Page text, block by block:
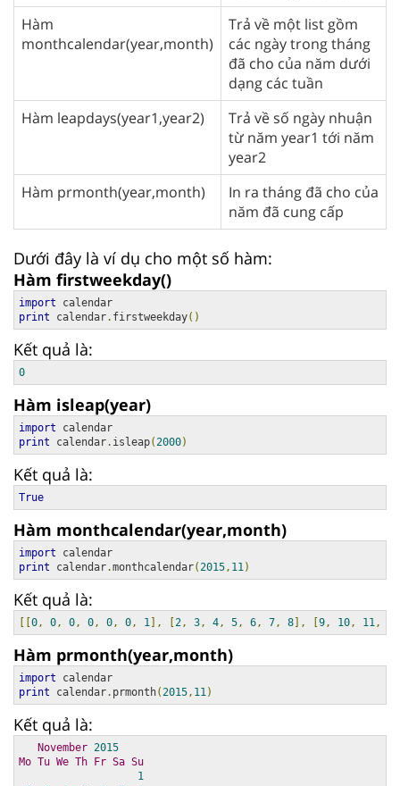
Hàm
monthcalendar(year,month)
Trả về một list gồm
các ngày trong tháng
đã cho của năm dưới
dạng các tuần
Hàm leapdays(year1,year2)
Trả về số ngày nhuận
từ năm year1 tới năm
year2
Hàm prmonth(year,month)
In ra tháng đã cho của
năm đã cung cấp
Dưới đây là ví dụ cho một số hàm:
Hàm firstweekday()
import
print calendar. firstweekday()
Kết quả là:
0
Hàm isleap(year)
import
print calendar. isleap( 2000)
Kết quả là:
True
Hàm monthcalendar(year,month)
import
print calendar.monthcalendar( 2015 , 11 )
Kết quả là:
[[0 , 0 , 0 , 0 , 0 , 0 , 1 ], [2 , 3 , 4 , 5 , 6 , 7 , 8], [9 , 10 , 11 ,
Hàm prmonth(year,month)
import
print calendar. prmonth( 2015 , 11 )
Kết quả là:
November 2015
Mo Tu We Th Fr Sa Su
1